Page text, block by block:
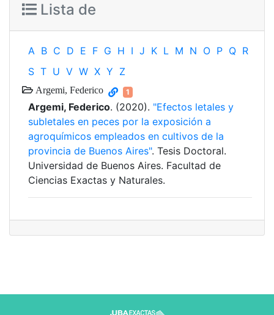
Lista de
A B C D E F G H I J K L M N O P Q R
S T U V W X Y Z
Argemi, Federico 1
Argemi, Federico. (2020). "Efectos letales y
subletales en peces por la exposición a
agroquímicos empleados en cultivos de la
provincia de Buenos Aires". Tesis Doctoral.
Universidad de Buenos Aires. Facultad de
Ciencias Exactas y Naturales.